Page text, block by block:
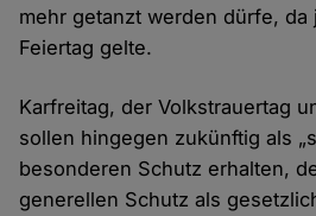
mehr getanzt werden dürfe, da
Feiertag gelte.
Karfreitag, der Volkstrauertag
sollen hingegen zukünftig als
besonderen Schutz erhalten,
generellen Schutz als